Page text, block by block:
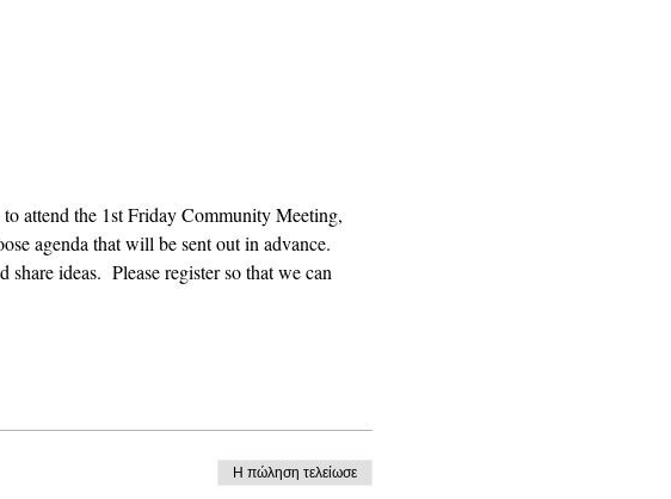
attend the 1st Friday Community Meeting,
agenda that will be sent out in advance.
ideas.  Please register so that we can
Η πώληση τελείωσε